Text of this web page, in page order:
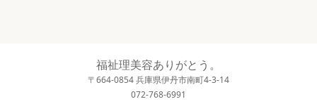
福祉理美容ありがとう。
〒664-0854 兵庫県伊丹市南町4-3-14
072-768-6991